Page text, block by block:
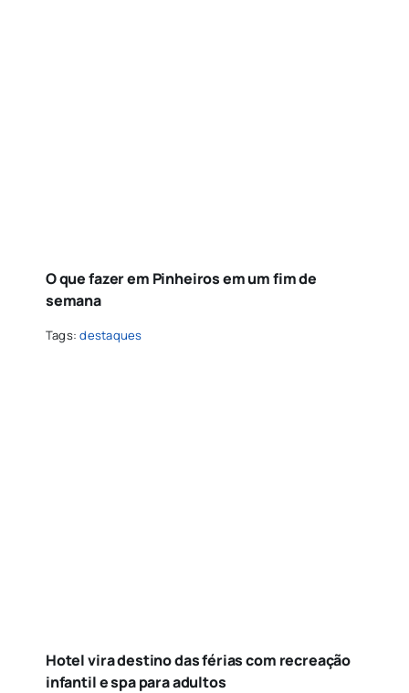
O que fazer em Pinheiros em um fim de
semana
Tags:destaques
Hotel vira destino das férias com recreação
infantil e spa para adultos